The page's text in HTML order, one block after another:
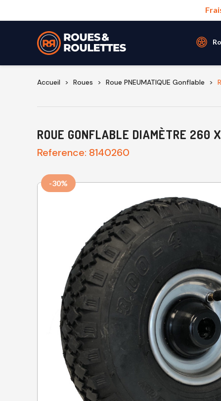
Accueil Roues Roue PNEUMATIQUE Gonflable
ROUE GONFLABLE DIAMÈTRE 260
Reference: 8140260
-30%